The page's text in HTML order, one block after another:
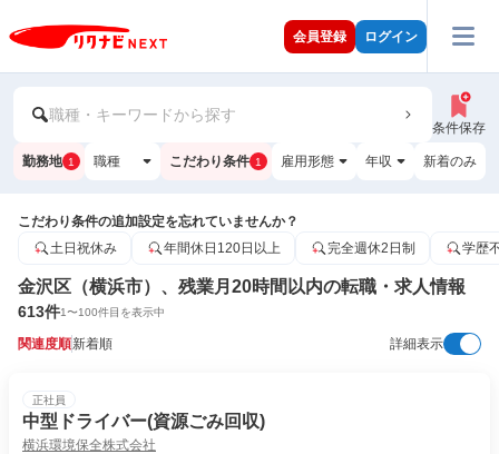
会員登録 ログイン
職種・キーワードから探す
条件保存
勤務地 1 職種 こだわり条件 1 雇用形態 年収 新着のみ
こだわり条件の追加設定を忘れていませんか？
土日祝休み
年間休日120日以上 完全週休2日制 学歴
金沢区（横浜市）、残業月20時間以内の転職・求人情報
613件1〜100件目を表示中
関連度順新着順 詳細表示
正社員
中型ドライバー(資源ごみ回収)
横浜環境保全株式会社